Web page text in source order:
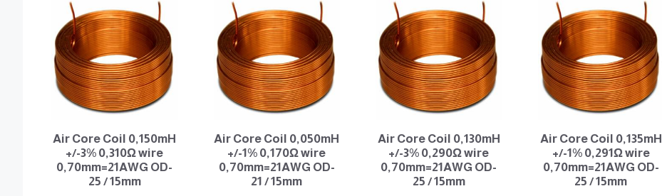
Air Core Coil 0,150mH
+/-3% 0,310Ω wire
0,70mm=21AWG OD-
25 / 15mm
Air Core Coil 0,050mH
+/-1% 0,170Ω wire
0,70mm=21AWG OD-
21 / 15mm
Air Core Coil 0,130mH
+/-3% 0,290Ω wire
0,70mm=21AWG OD-
25 / 15mm
Air Core Coil 0,135mH
+/-1% 0,291Ω wire
0,70mm=21AWG OD-
25 / 15mm